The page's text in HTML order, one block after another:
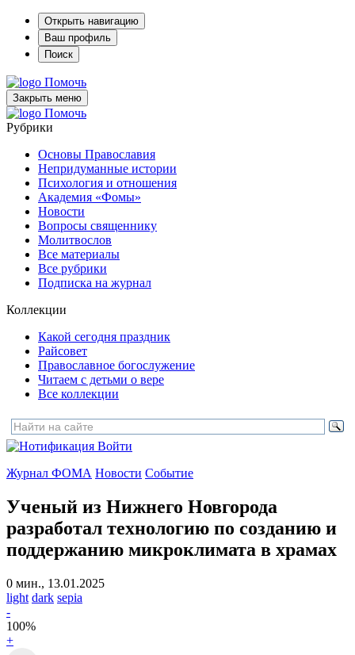
Открыть навигацию
Ваш профиль
Поиск
Помочь
Закрыть меню
Помочь
Рубрики
Основы Православия
Непридуманные истории
Психология и отношения
Академия «Фомы»
Новости
Вопросы священнику
Молитвослов
Все материалы
Все рубрики
Подписка на журнал
Коллекции
Какой сегодня праздник
Райсовет
Православное богослужение
Читаем с детьми о вере
Все коллекции
Войти
Журнал ФОМА Новости Событие
Ученый из Нижнего Новгорода
разработал технологию по созданию и
поддержанию микроклимата в храмах
0 мин., 13.01.2025
light dark sepia
-
100%
+